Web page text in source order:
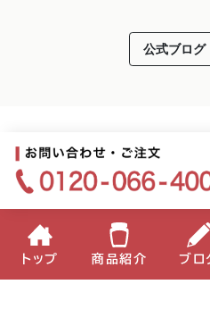
公式ブログ
トップ 商品紹介 ブロ